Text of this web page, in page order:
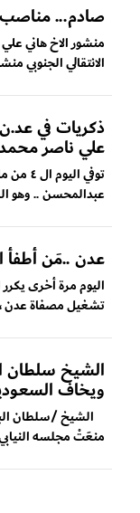
صادم... مناصب
منشور الاخ هاني
الانتقالي الجنوبي
ذكريات في
علي ناصر
عبدالمحسن .. وهو
عدن ..مَن أطفأ
اليوم مرة أخرى يكرر
تشغيل مصفاة عدن
الشيخ سلطان
ويخاف
الشيخ /سلطان
منعَتْ مجلسه